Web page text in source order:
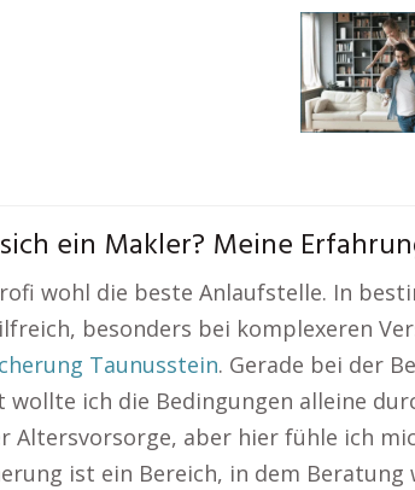
ein Makler? Meine
wohl die beste Anlaufstelle. In
besonders bei komplexeren
Taunusstein. Gerade bei der
wollte ich die Bedingungen alleine
Altersvorsorge, aber hier fühle ich
ist ein Bereich, in dem